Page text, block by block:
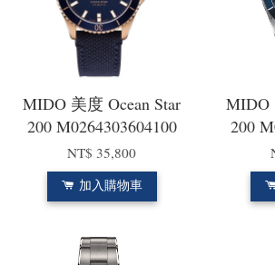
MIDO 美度 Ocean Star
200 M0264303604100
NT$ 35,800
加入購物車
MIDO
200